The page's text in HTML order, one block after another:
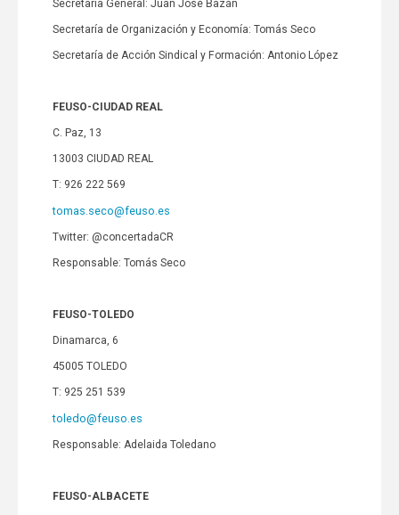
Secretaría General: Juan José Bazán
Secretaría de Organización y Economía: Tomás Seco
Secretaría de Acción Sindical y Formación: Antonio López
FEUSO-CIUDAD REAL
C. Paz, 13
13003 CIUDAD REAL
T: 926 222 569
tomas.seco@feuso.es
Twitter: @concertadaCR
Responsable: Tomás Seco
FEUSO-TOLEDO
Dinamarca, 6
45005 TOLEDO
T: 925 251 539
toledo@feuso.es
Responsable: Adelaida Toledano
FEUSO-ALBACETE